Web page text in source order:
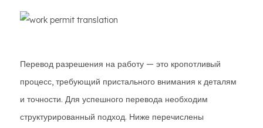
Перевод разрешения на работу — это кропотливый
процесс, требующий пристального внимания к деталям
и точности. Для успешного перевода необходим
структурированный подход. Ниже перечислены